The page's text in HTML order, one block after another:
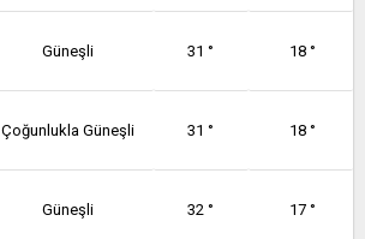
Güneşli 31 ° 18 °
Çoğunlukla Güneşli 31 ° 18 °
Güneşli 32 ° 17 °